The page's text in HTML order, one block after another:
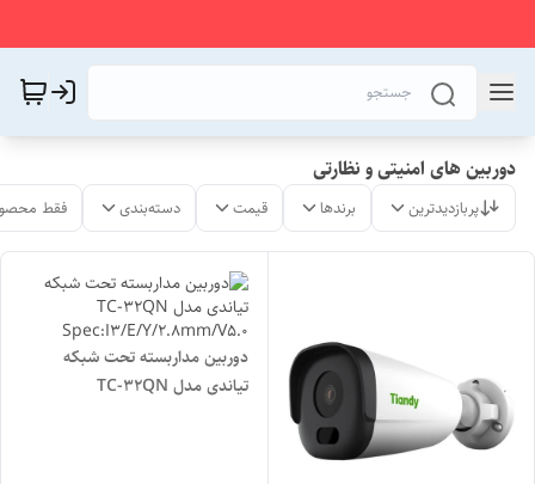
دوربین های امنیتی و نظارتی
پربازدیدترین برندها قیمت دسته‌بندی فقط
دوربین مداربسته تحت شبکه
تیاندی مدل TC-32QN